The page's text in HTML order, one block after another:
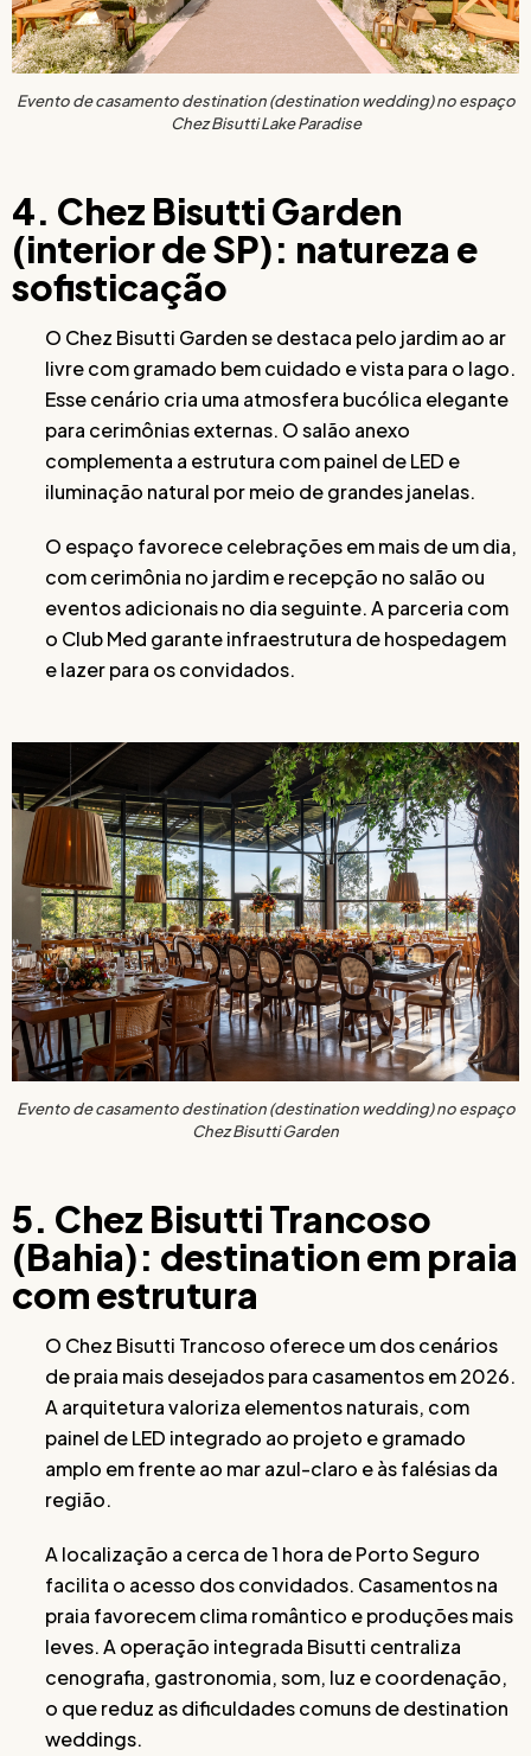
Evento de casamento destination (destination wedding) no espaço
Chez Bisutti Lake Paradise
4. Chez Bisutti Garden
(interior de SP): natureza e
sofisticação
O Chez Bisutti Garden se destaca pelo jardim ao ar
livre com gramado bem cuidado e vista para o lago.
Esse cenário cria uma atmosfera bucólica elegante
para cerimônias externas. O salão anexo
complementa a estrutura com painel de LED e
iluminação natural por meio de grandes janelas.
O espaço favorece celebrações em mais de um dia,
com cerimônia no jardim e recepção no salão ou
eventos adicionais no dia seguinte. A parceria com
o Club Med garante infraestrutura de hospedagem
e lazer para os convidados.
Evento de casamento destination (destination wedding) no espaço
Chez Bisutti Garden
5. Chez Bisutti Trancoso
(Bahia): destination em praia
com estrutura
O Chez Bisutti Trancoso oferece um dos cenários
de praia mais desejados para casamentos em 2026.
A arquitetura valoriza elementos naturais, com
painel de LED integrado ao projeto e gramado
amplo em frente ao mar azul-claro e às falésias da
região.
A localização a cerca de 1 hora de Porto Seguro
facilita o acesso dos convidados. Casamentos na
praia favorecem clima romântico e produções mais
leves. A operação integrada Bisutti centraliza
cenografia, gastronomia, som, luz e coordenação,
o que reduz as dificuldades comuns de destination
weddings.